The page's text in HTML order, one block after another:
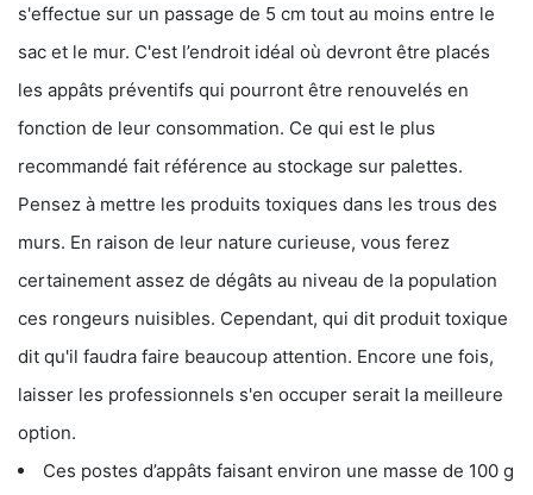
s'effectue sur un passage de 5 cm tout au moins entre le
sac et le mur. C'est l’endroit idéal où devront être placés
les appâts préventifs qui pourront être renouvelés en
fonction de leur consommation. Ce qui est le plus
recommandé fait référence au stockage sur palettes.
Pensez à mettre les produits toxiques dans les trous des
murs. En raison de leur nature curieuse, vous ferez
certainement assez de dégâts au niveau de la population
ces rongeurs nuisibles. Cependant, qui dit produit toxique
dit qu'il faudra faire beaucoup attention. Encore une fois,
laisser les professionnels s'en occuper serait la meilleure
option.
Ces postes d’appâts faisant environ une masse de 100 g